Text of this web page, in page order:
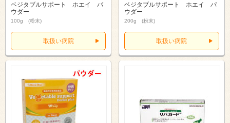
ベジタブルサポート ホエイ パ
ウダー
100g (粉末)
取扱い病院
ベジタブルサポート ホエイ パ
ウダー
200g (粉末)
取扱い病院